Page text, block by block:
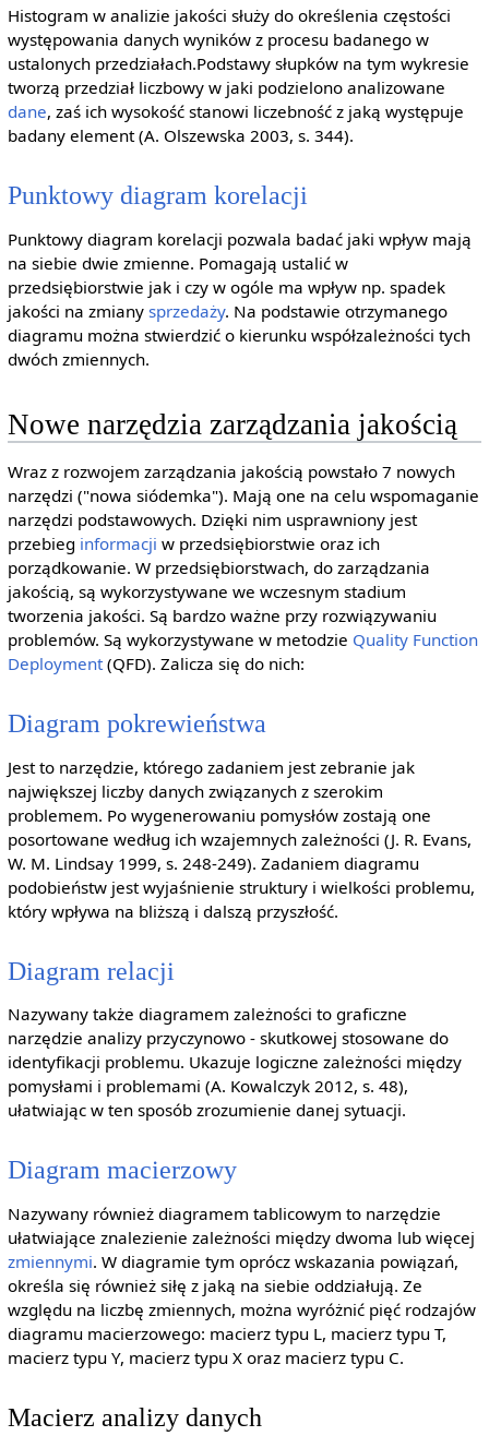
Histogram w analizie jakości służy do określenia częstości
występowania danych wyników z procesu badanego w
ustalonych przedziałach.Podstawy słupków na tym wykresie
tworzą przedział liczbowy w jaki podzielono analizowane
dane, zaś ich wysokość stanowi liczebność z jaką występuje
badany element (A. Olszewska 2003, s. 344).
Punktowy diagram korelacji
Punktowy diagram korelacji pozwala badać jaki wpływ mają
na siebie dwie zmienne. Pomagają ustalić w
przedsiębiorstwie jak i czy w ogóle ma wpływ np. spadek
jakości na zmiany sprzedaży. Na podstawie otrzymanego
diagramu można stwierdzić o kierunku współzależności tych
dwóch zmiennych.
Nowe narzędzia zarządzania jakością
Wraz z rozwojem zarządzania jakością powstało 7 nowych
narzędzi ("nowa siódemka"). Mają one na celu wspomaganie
narzędzi podstawowych. Dzięki nim usprawniony jest
przebieg informacji w przedsiębiorstwie oraz ich
porządkowanie. W przedsiębiorstwach, do zarządzania
jakością, są wykorzystywane we wczesnym stadium
tworzenia jakości. Są bardzo ważne przy rozwiązywaniu
problemów. Są wykorzystywane w metodzie Quality Function
Deployment(QFD). Zalicza się do nich:
Diagram pokrewieństwa
Jest to narzędzie, którego zadaniem jest zebranie jak
największej liczby danych związanych z szerokim
problemem. Po wygenerowaniu pomysłów zostają one
posortowane według ich wzajemnych zależności (J. R. Evans,
W. M. Lindsay 1999, s. 248-249). Zadaniem diagramu
podobieństw jest wyjaśnienie struktury i wielkości problemu,
który wpływa na bliższą i dalszą przyszłość.
Diagram relacji
Nazywany także diagramem zależności to graficzne
narzędzie analizy przyczynowo - skutkowej stosowane do
identyfikacji problemu. Ukazuje logiczne zależności między
pomysłami i problemami (A. Kowalczyk 2012, s. 48),
ułatwiając w ten sposób zrozumienie danej sytuacji.
Diagram macierzowy
Nazywany również diagramem tablicowym to narzędzie
ułatwiające znalezienie zależności między dwoma lub więcej
zmiennymi. W diagramie tym oprócz wskazania powiązań,
określa się również siłę z jaką na siebie oddziałują. Ze
względu na liczbę zmiennych, można wyróżnić pięć rodzajów
diagramu macierzowego: macierz typu L, macierz typu T,
macierz typu Y, macierz typu X oraz macierz typu C.
Macierz analizy danych